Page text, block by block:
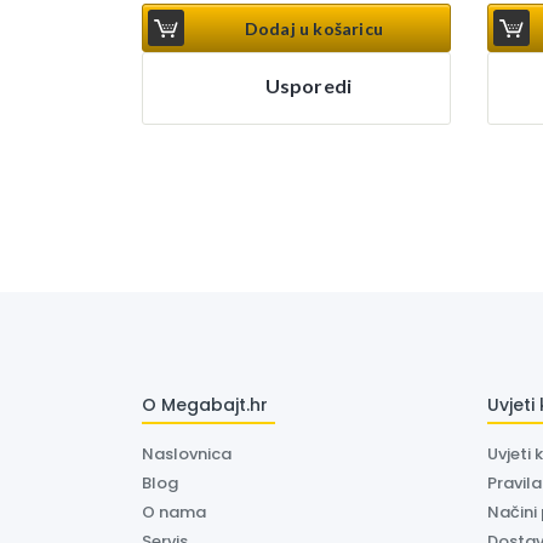
Dodaj u košaricu
Usporedi
O Megabajt.hr
Naslovnica
Blog
O nama
Uvjeti
Uvjeti